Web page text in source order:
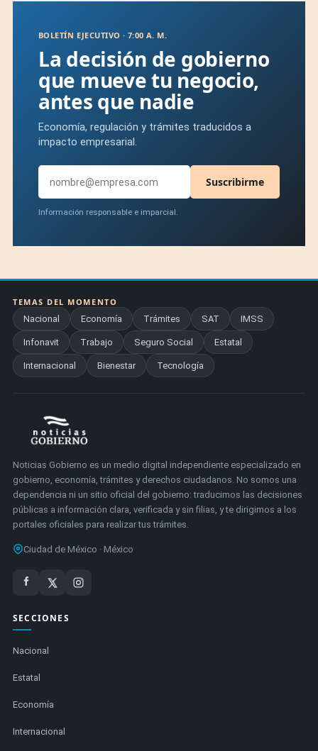
BOLETÍN EJECUTIVO · 7:00 A. M.
La decisión de gobierno
que mueve tu negocio,
antes que nadie
Economía, regulación y trámites traducidos a
impacto empresarial.
Suscribirme
Información responsable e imparcial.
TEMAS DEL MOMENTO
Nacional
Economía Trámites SAT IMSS
Infonavit Trabajo Seguro Social Estatal
Internacional Bienestar Tecnología
Noticias Gobierno es un medio digital independiente especializado en
gobierno, economía, trámites y derechos ciudadanos. No somos una
dependencia ni un sitio oficial del gobierno: traducimos las decisiones
públicas a información clara, verificada y sin filias, y te dirigimos a los
portales oficiales para realizar tus trámites.
Ciudad de México · México
SECCIONES
Nacional
Estatal
Economía
Internacional